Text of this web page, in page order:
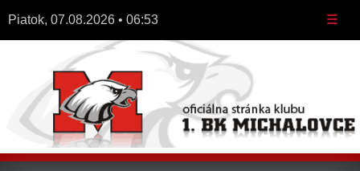
Piatok, 07.08.2026 • 06:53 ☰